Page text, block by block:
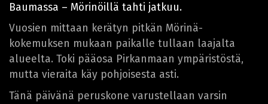
Baumassa – Mörinöillä tahti jatkuu.
Vuosien mittaan kerätyn pitkän Mörinä-
kokemuksen mukaan paikalle tullaan laajalta
alueelta. Toki pääosa Pirkanmaan ympäristöstä,
mutta vieraita käy pohjoisesta asti.
Tänä päivänä peruskone varustellaan varsin